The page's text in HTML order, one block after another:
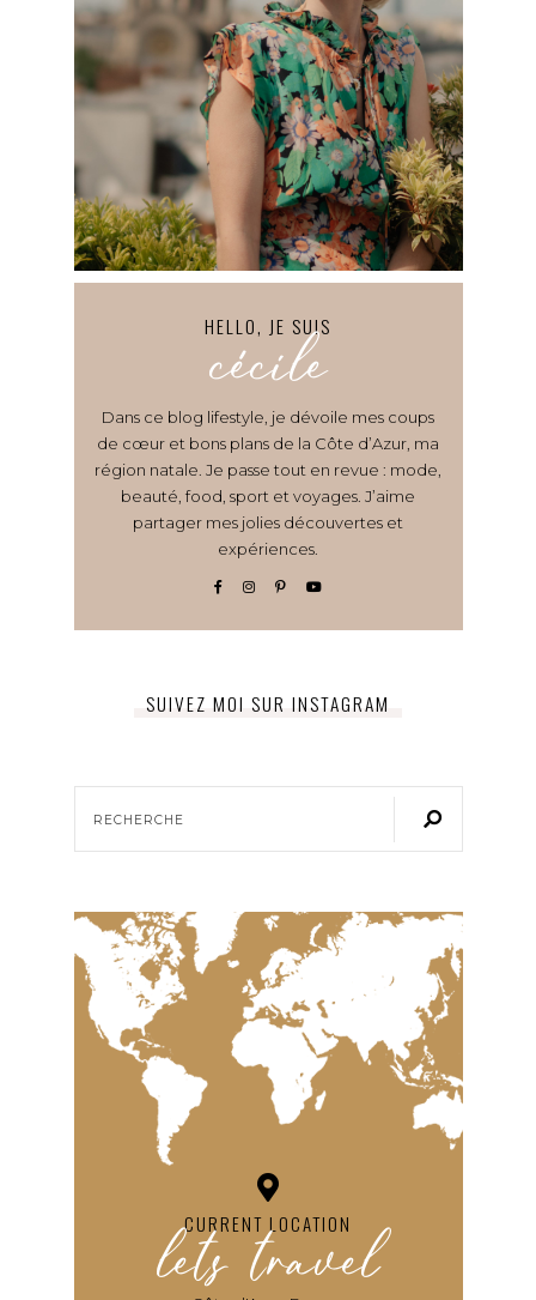
HELLO, JE SUIS
cécile
Dans ce blog lifestyle, je dévoile mes coups
de cœur et bons plans de la Côte d’Azur, ma
région natale. Je passe tout en revue : mode,
beauté, food, sport et voyages. J’aime
partager mes jolies découvertes et
expériences.
SUIVEZ MOI SUR INSTAGRAM
CURRENT LOCATION
lets travel